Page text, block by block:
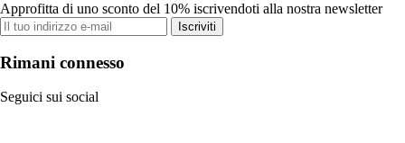
Approfitta di uno sconto del 10% iscrivendoti alla nostra newsletter
Iscriviti
Rimani connesso
Seguici sui social